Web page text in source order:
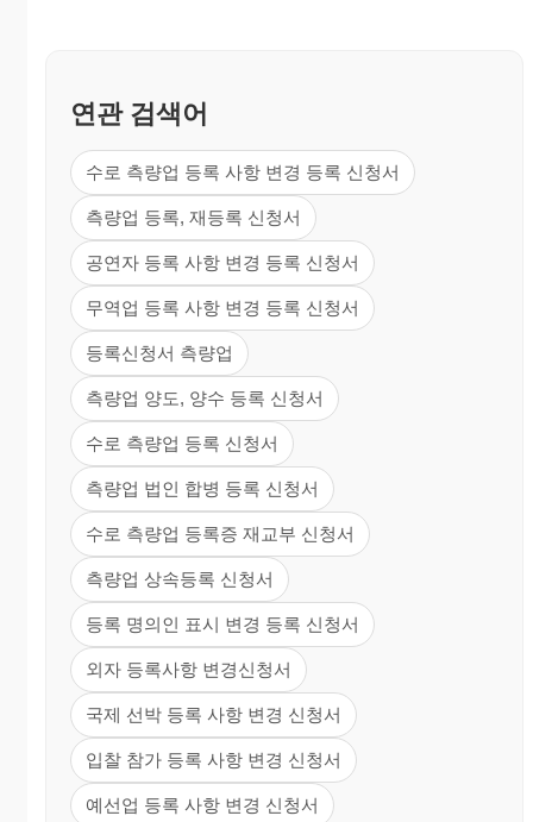
연관 검색어
수로 측량업 등록 사항 변경 등록 신청서
측량업 등록, 재등록 신청서
공연자 등록 사항 변경 등록 신청서
무역업 등록 사항 변경 등록 신청서
등록신청서 측량업
측량업 양도, 양수 등록 신청서
수로 측량업 등록 신청서
측량업 법인 합병 등록 신청서
수로 측량업 등록증 재교부 신청서
측량업 상속등록 신청서
등록 명의인 표시 변경 등록 신청서
외자 등록사항 변경신청서
국제 선박 등록 사항 변경 신청서
입찰 참가 등록 사항 변경 신청서
예선업 등록 사항 변경 신청서